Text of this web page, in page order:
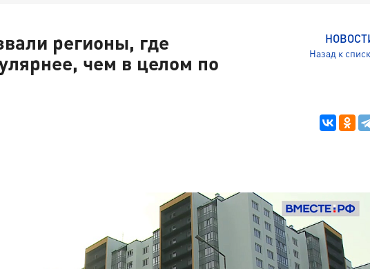
Назад к
регионы, где
чем в целом по